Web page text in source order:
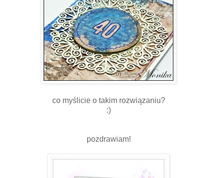
co myślicie o takim rozwiązaniu?
:)
pozdrawiam!